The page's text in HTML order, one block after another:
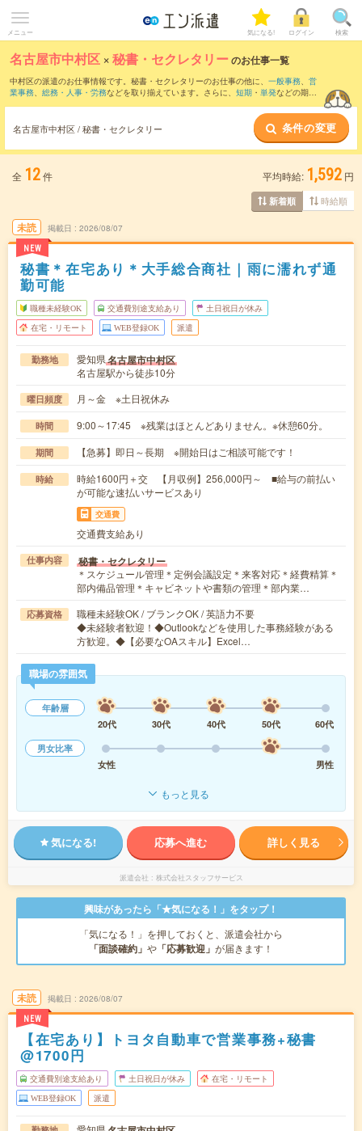
メニュー 気になる! ログイン 検索
名古屋市中村区 ×秘書・セクレタリーのお仕事一覧
中村区の派遣のお仕事情報です。秘書・セクレタリーのお仕事の他に、 一般事務、 営
業事務、 総務・人事・労務などを取り揃えています。さらに、 短期 ・ 単発などの期間
名古屋市中村区 / 秘書・セクレタリー 条件の変更
全 12件 平均時給: 1,592 円
新着順 時給順
未読
NEW
掲載日 2026/08/07
秘書＊在宅あり＊大手総合商社｜雨に濡れず通
勤可能
職種未経験OK 交通費別途支給あり 土日祝日が休み
在宅・リモート WEB登録OK 派遣
勤務地 愛知県名古屋市中村区
名古屋駅から徒歩10分
曜日頻度 月～金 ※土日祝休み
時間 9:00～17:45 ※残業はほとんどありません。※休憩60分。
期間 【急募】即日～長期 ※開始日はご相談可能です！
時給
時給1600円＋交 【月収例】256,000円～ ■給与の前払い
が可能な速払いサービスあり
交通費
交通費支給あり
仕事内容 秘書・セクレタリー
＊スケジュール管理＊定例会議設定＊来客対応＊経費精算＊
部内備品管理＊キャビネットや書類の管理＊部内業…
応募資格
職種未経験OK / ブランクOK / 英語力不要
◆未経験者歓迎！◆Outlookなどを使用した事務経験がある
方歓迎。◆【必要なOAスキル】Excel…
職場の雰囲気
年齢層
20代
30代 40代 50代
60代
男女比率
女性
男性
もっと見る
気になる! 応募へ進む 詳しく見る
派遣会社 株式会社スタッフサービス
興味があったら「★気になる！」をタップ！
「気になる！」を押しておくと、派遣会社から
「面談確約」 や 「応募歓迎」 が届きます！
未読
NEW
掲載日 2026/08/07
【在宅あり】トヨタ自動車で営業事務+秘書
@1700円
交通費別途支給あり 土日祝日が休み 在宅・リモート
WEB登録OK 派遣